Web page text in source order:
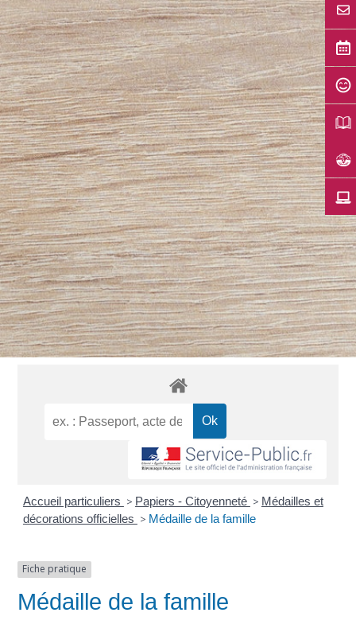
Accueil particuliers > Papiers - Citoyenneté > Médailles et
décorations officielles > Médaille de la famille
Fiche pratique
Médaille de la famille